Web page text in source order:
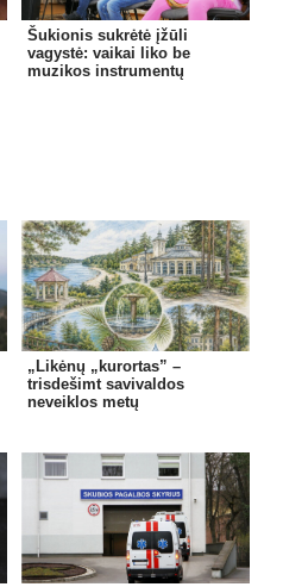
Šukionis sukrėtė įžūli
vagystė: vaikai liko be
muzikos instrumentų
„Likėnų „kurortas” –
trisdešimt savivaldos
neveiklos metų